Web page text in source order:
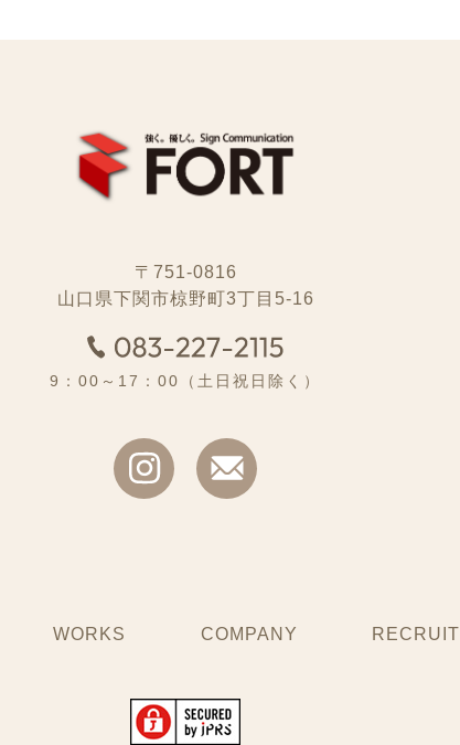
〒751-0816
山口県下関市椋野町3丁目5-16
9：00～17：00（土日祝日除く）
WORKS COMPANY RECRUIT